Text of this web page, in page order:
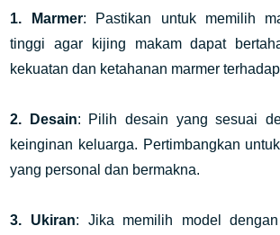
1. Marmer: Pastikan untuk memilih
tinggi agar kijing makam dapat
kekuatan dan ketahanan marmer
2. Desain: Pilih desain yang sesuai
keinginan keluarga. Pertimbangkan
yang personal dan bermakna.
3. Ukiran: Jika memilih model